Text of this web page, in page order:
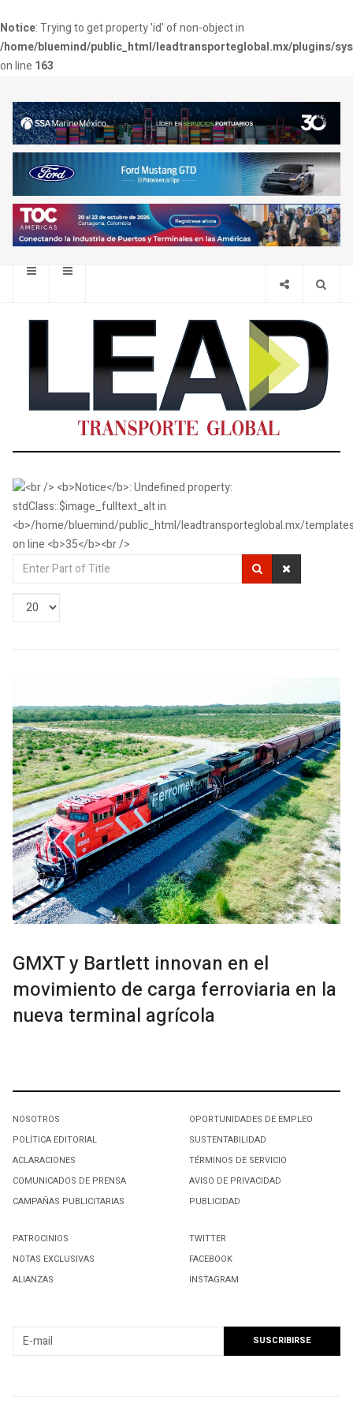
Notice: Trying to get property 'id' of non-object in
/home/bluemind/public_html/leadtransporteglobal.mx/plugins/
on line 163
Enter
Display
GMXT y Bartlett innovan en el
movimiento de carga ferroviaria en la
nueva terminal agrícola
NOSOTROS
POLÍTICA EDITORIAL
ACLARACIONES
COMUNICADOS DE PRENSA
CAMPAÑAS PUBLICITARIAS
OPORTUNIDADES DE EMPLEO
SUSTENTABILIDAD
TÉRMINOS DE SERVICIO
AVISO DE PRIVACIDAD
PUBLICIDAD
PATROCINIOS
NOTAS EXCLUSIVAS
ALIANZAS
TWITTER
FACEBOOK
INSTAGRAM